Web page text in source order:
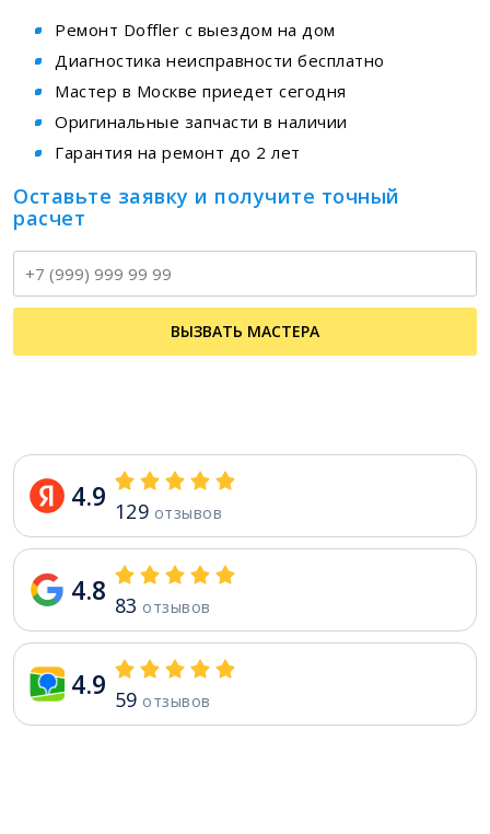
Ремонт Doffler с выездом на дом
Диагностика неисправности бесплатно
Мастер в Москве приедет сегодня
Оригинальные запчасти в наличии
Гарантия на ремонт до 2 лет
Оставьте заявку и получите точный
расчет
ВЫЗВАТЬ МАСТЕРА
4.9 129 отзывов
4.8 83 отзывов
4.9 59 отзывов